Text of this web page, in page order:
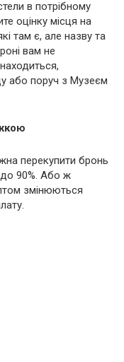
в потрібному
оцінку місця на
там є, але назву та
вам не
або поруч з Музеєм
перекупити бронь
до 90%. Або ж
змінюються